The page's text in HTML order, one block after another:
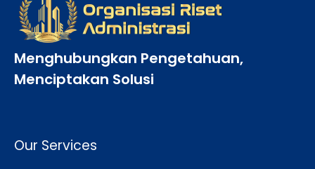
Menghubungkan Pengetahuan,
Menciptakan Solusi
Our Services